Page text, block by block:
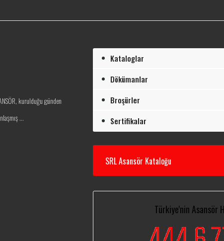
Kataloglar
Dökümanlar
Broşürler
Sertifikalar
SRL Asansör Kataloğu
Türkiye'nin Asansör
kurulduğu günden
...